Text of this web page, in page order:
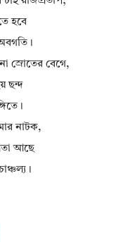
হবে
স্রোতের বেগে,
ছন্দ
নাটক,
আছে